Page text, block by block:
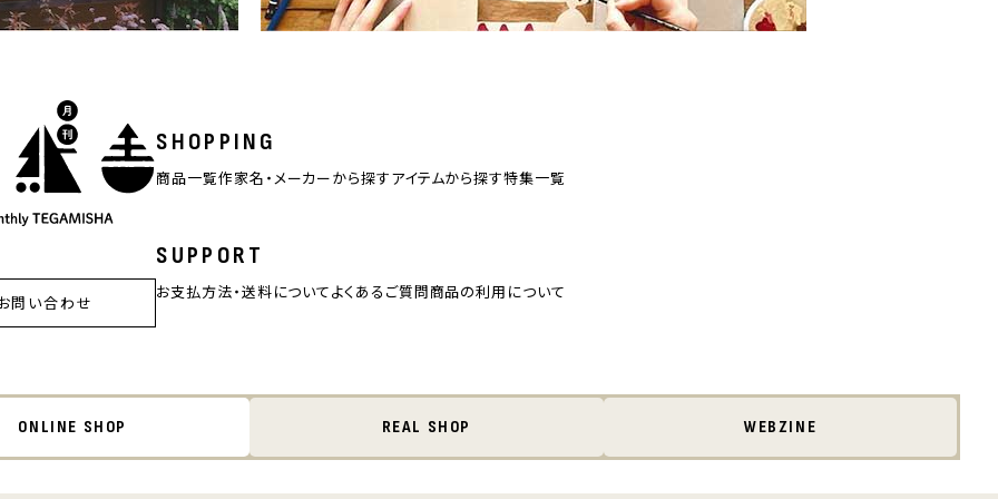
SHOPPING
商品一覧作家名・メーカーから探すアイテムから探す特集一覧
SUPPORT
お支払方法・送料についてよくあるご質問商品の利用について
問い合わせ
ONLINE SHOP REAL SHOP WEBZINE